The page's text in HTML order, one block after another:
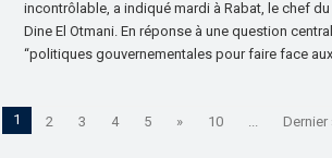
incontrôlable, a indiqué mardi à Rabat, le chef
Dine El Otmani. En réponse à une question
“politiques gouvernementales pour faire face aux
1 2 3 4 5 » 10 Dernier